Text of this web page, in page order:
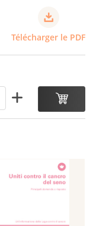
Télécharger le PDF